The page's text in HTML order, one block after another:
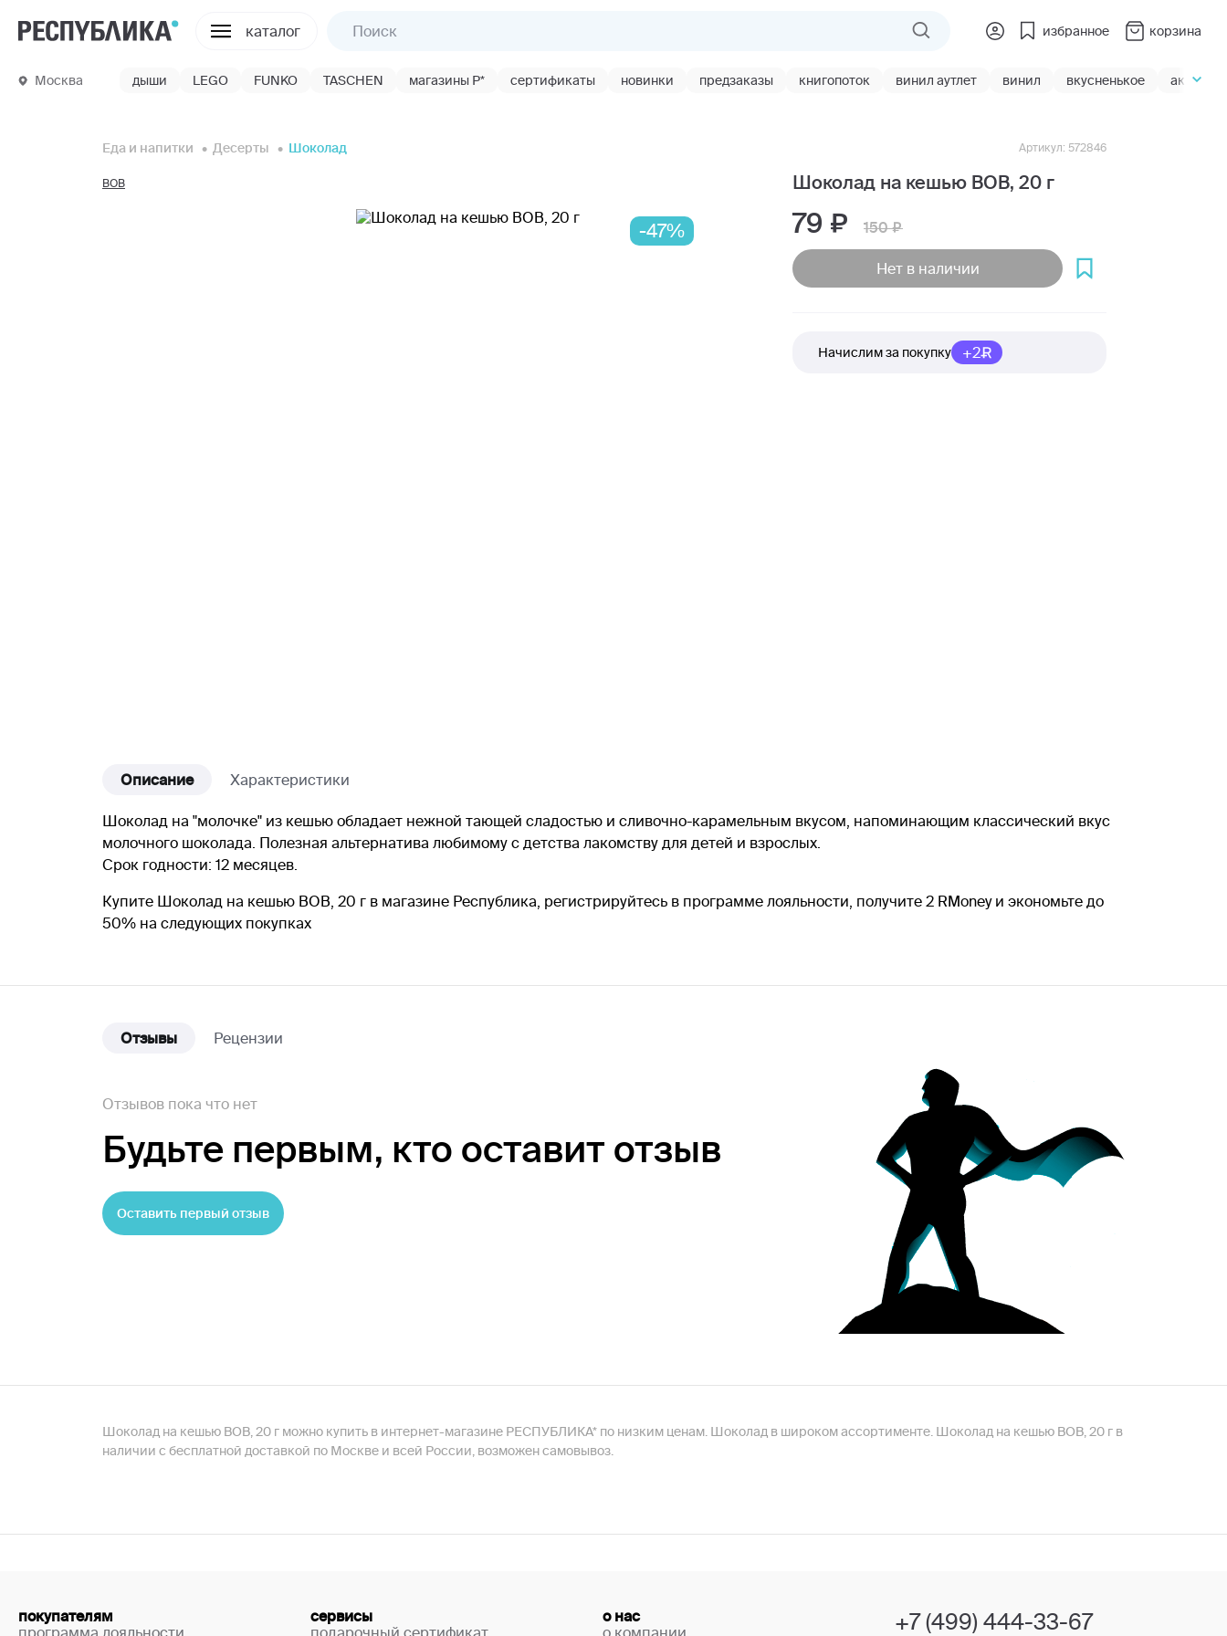
каталог избранное корзина
Москва дыши LEGO FUNKO TASCHEN магазины Р* сертификаты новинки предзаказы книгопоток винил аутлет винил вкусненькое акции
Еда и напитки Десерты Шоколад
-47%
BOB Шоколад на кешью BOB, 20 г
Артикул: 572846
79 150
Нет в наличии
Начислим за покупку +2
Описание Характеристики
Шоколад на "молочке" из кешью обладает нежной тающей сладостью и сливочно-карамельным вкусом, напоминающим классический вкус
молочного шоколада. Полезная альтернатива любимому с детства лакомству для детей и взрослых.
Срок годности: 12 месяцев.
Купите Шоколад на кешью BOB, 20 г в магазине Республика, регистрируйтесь в программе лояльности, получите 2 RMoney и экономьте до
50% на следующих покупках
Отзывы Рецензии
Отзывов пока что нет
Будьте первым, кто оставит отзыв
Оставить первый отзыв
Шоколад на кешью BOB, 20 г можно купить в интернет-магазине РЕСПУБЛИКА* по низким ценам. Шоколад в широком ассортименте. Шоколад на кешью BOB, 20 г в
наличии с бесплатной доставкой по Москве и всей России, возможен самовывоз.
покупателям
программа лояльности
сервисы
подарочный сертификат
о нас
о компании
+7 (499) 444-33-67